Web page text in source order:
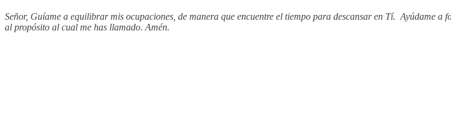
Señor, Guíame a equilibrar mis ocupaciones, de manera que encuentre el tiempo para descansar en Tí. Ayúdame
al propósito al cual me has llamado. Amén.